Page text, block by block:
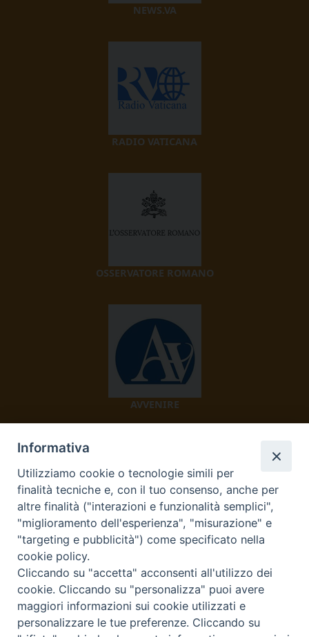
NEWS.VA
RADIO VATICANA
OSSERVATORE ROMANO
AVVENIRE
TV 2000
Diocesi di Ivrea
Curia Vescovile Piazza Castello, 3 10015 Ivrea (To) Tel.
Informativa
Utilizziamo cookie o tecnologie simili per
finalità tecniche e, con il tuo consenso, anche per
altre finalità ("interazioni e funzionalità semplici",
"miglioramento dell'esperienza", "misurazione" e
"targeting e pubblicità") come specificato nella
cookie policy.
Cliccando su "accetta" acconsenti all'utilizzo dei
cookie. Cliccando su "personalizza" puoi avere
maggiori informazioni sui cookie utilizzati e
personalizzare le tue preferenze. Cliccando su